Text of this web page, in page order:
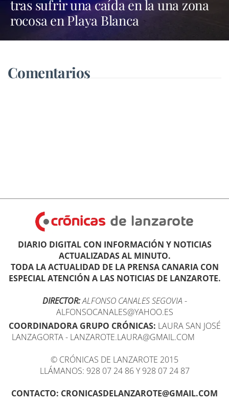
tras sufrir una caída en la una zona
rocosa en Playa Blanca
Comentarios
DIARIO DIGITAL CON INFORMACIÓN Y NOTICIAS
ACTUALIZADAS AL MINUTO.
TODA LA ACTUALIDAD DE LA PRENSA CANARIA CON
ESPECIAL ATENCIÓN A LAS NOTICIAS DE LANZAROTE.
DIRECTOR:ALFONSO CANALES SEGOVIA -
ALFONSOCANALES@YAHOO.ES
COORDINADORA GRUPO CRÓNICAS: LAURA SAN JOSÉ
LANZAGORTA - LANZAROTE.LAURA@GMAIL.COM
© CRÓNICAS DE LANZAROTE 2015
LLÁMANOS: 928 07 24 86 Y 928 07 24 87
CONTACTO: CRONICASDELANZAROTE@GMAIL.COM